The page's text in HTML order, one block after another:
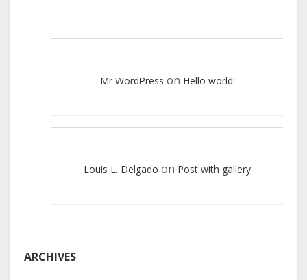
Mr WordPress on Hello world!
Louis L. Delgado on Post with gallery
ARCHIVES